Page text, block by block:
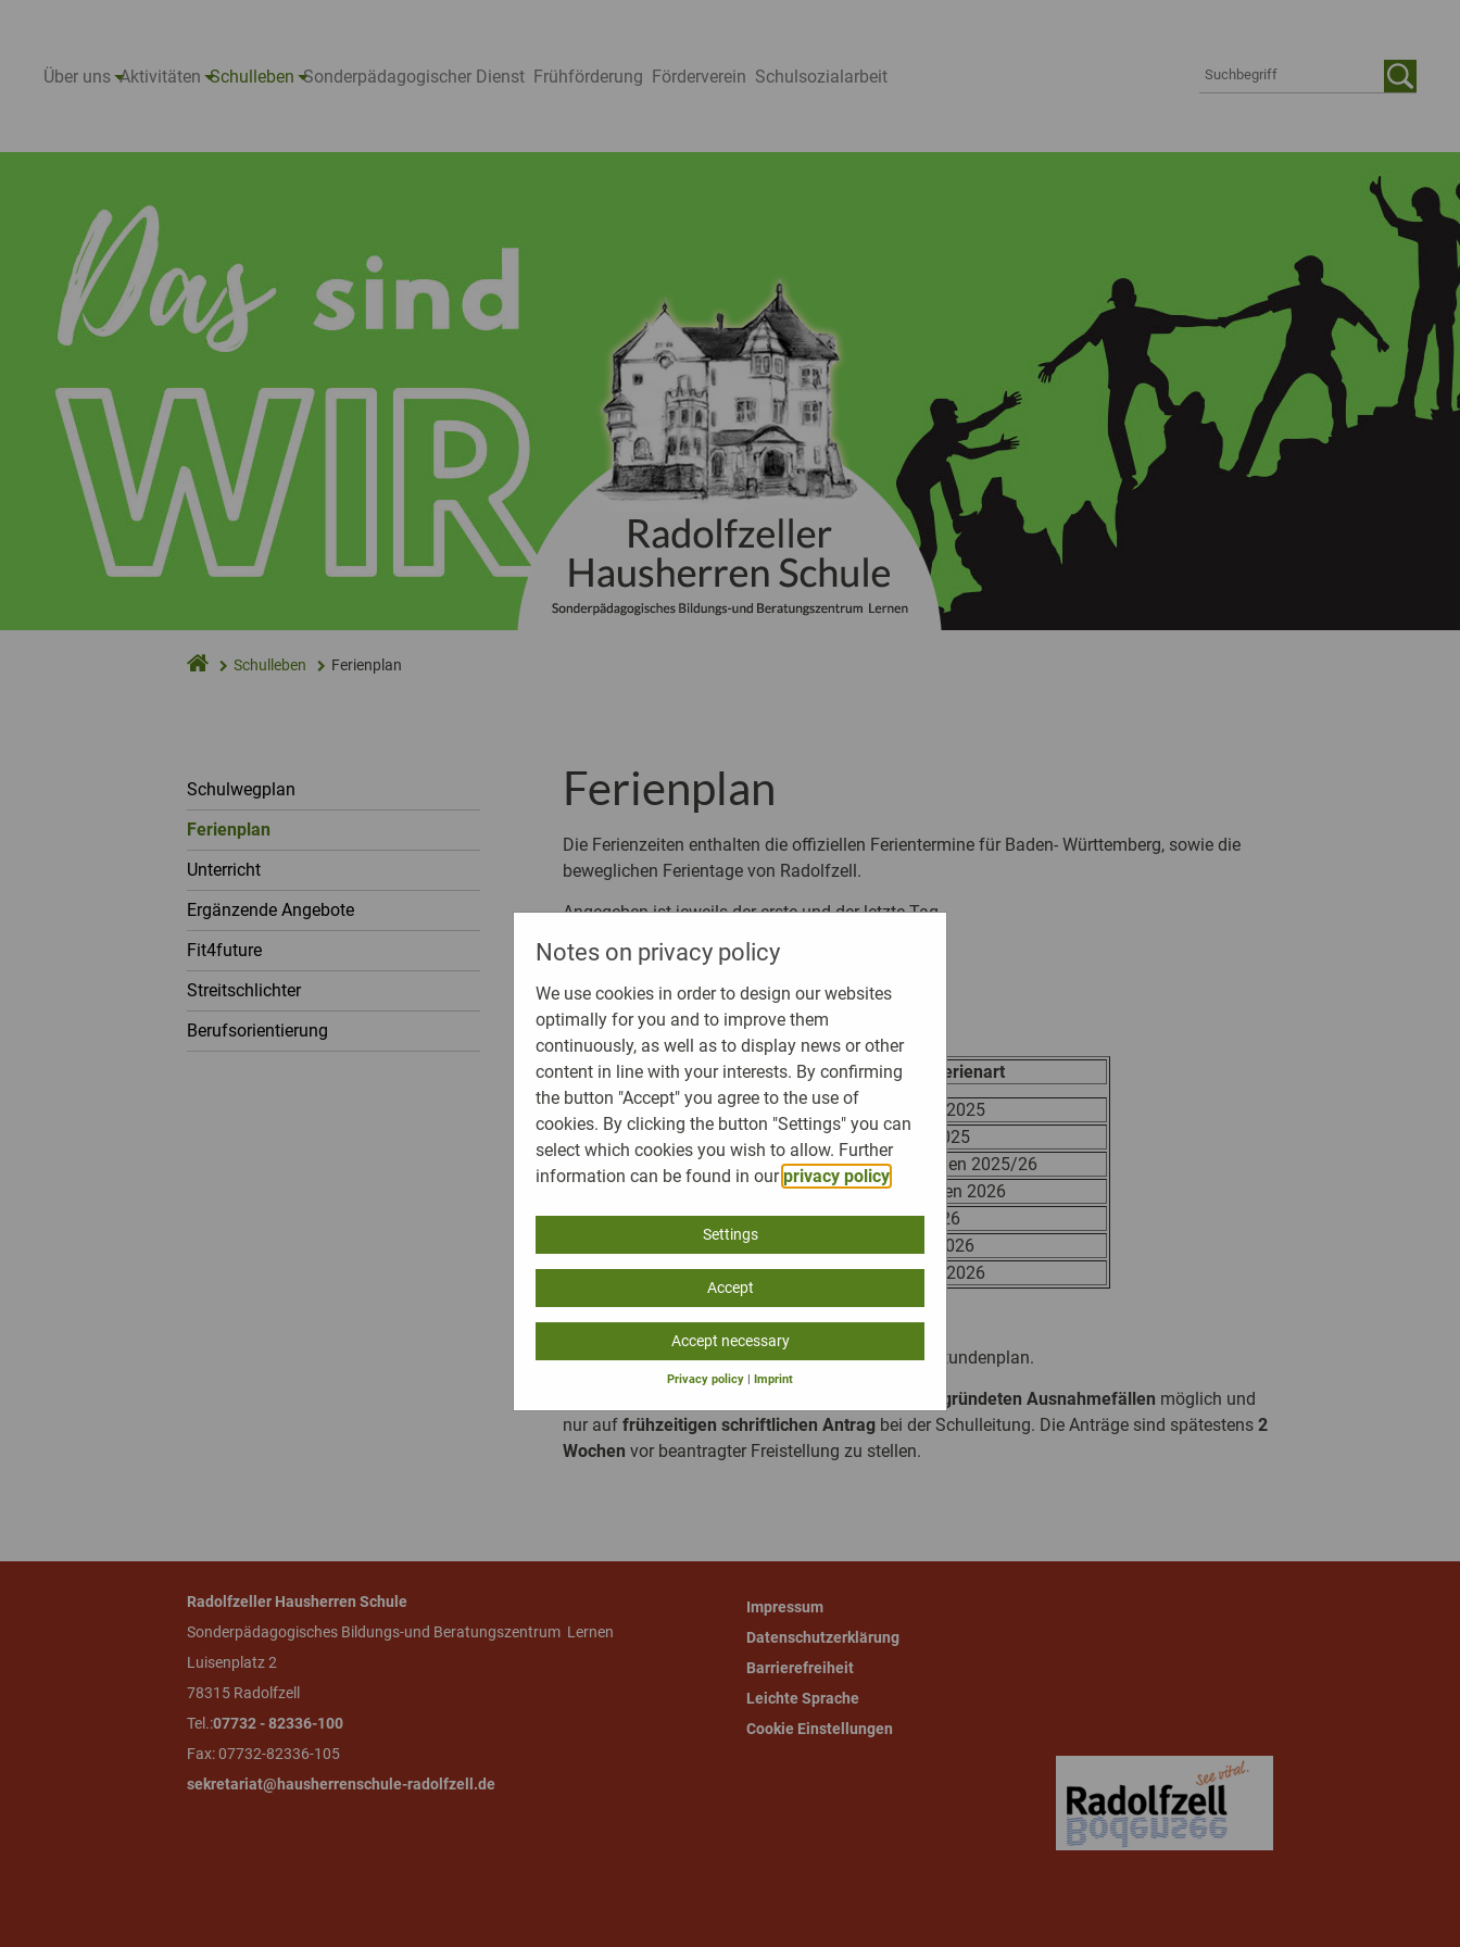
Notes on privacy policy
We use cookies in order to design our websites
optimally for you and to improve them
continuously, as well as to display news or other
content in line with your interests. By confirming
the button "Accept" you agree to the use of
cookies. By clicking the button "Settings" you can
select which cookies you wish to allow. Further
information can be found in ourprivacy policy
Settings
Accept
Accept necessary
Privacy policy | Imprint
Über uns Aktivitäten Schulleben Sonderpädagogischer Dienst Frühförderung Förderverein Schulsozialarbeit Suche auf der Webseite
Schulleben Ferienplan
Schulwegplan
Ferienplan
Unterricht
Ergänzende Angebote
Fit4future
Streitschlichter
Berufsorientierung
Ferienplan
Die Ferienzeiten enthalten die offiziellen Ferientermine für Baden- Württemberg, sowie die
beweglichen Ferientage von Radolfzell.
Angegeben ist jeweils der erste und der letzte Tag.
Schuljahr 2025/26
Übersicht der Schulferien vom Sommer 2025 bis Sommer 2026
Zeitraum
Ferienart
31.07.2025 – 14.09.2025
Sommerferien 2025
25.10.2025 – 02.11.2025
Herbstferien 2025
20.12.2025 – 06.01.2026
Weihnachtsferien 2025/26
Fastnachtsferien 2026
28.03.2026 – 12.04.2026
Osterferien 2026
23.05.2026 – 07.06.2026
Pfingstferien 2026
30.07.2026 – 13.09.2026
Sommerferien 2026
Nach allen Ferien ist der Unterrichtsbeginn nach Stundenplan.
begründeten Ausnahmefällen möglich und
nur auf frühzeitigen schriftlichen Antrag bei der Schulleitung. Die Anträge sind spätestens 2
Wochen vor beantragter Freistellung zu stellen.
Radolfzeller Hausherren Schule
Sonderpädagogisches Bildungs-und Beratungszentrum Lernen
Luisenplatz 2
78315 Radolfzell
Tel.:07732 - 82336-100
Fax: 07732-82336-105
sekretariat@hausherrenschule-radolfzell.de
Impressum
Datenschutzerklärung
Barrierefreiheit
Leichte Sprache
Cookie Einstellungen